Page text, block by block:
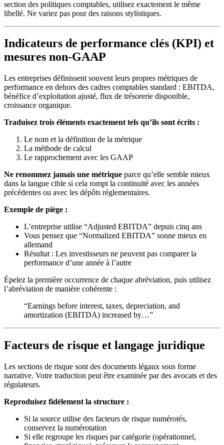
section des politiques comptables, utilisez exactement le même
libellé. Ne variez pas pour des raisons stylistiques.
Indicateurs de performance clés (KPI) et
mesures non-GAAP
Les entreprises définissent souvent leurs propres métriques de
performance en dehors des cadres comptables standard : EBITDA,
bénéfice d’exploitation ajusté, flux de trésorerie disponible,
croissance organique.
Traduisez trois éléments exactement tels qu’ils sont écrits :
Le nom et la définition de la métrique
La méthode de calcul
Le rapprochement avec les GAAP
Ne renommez jamais une métrique parce qu’elle semble mieux
dans la langue cible si cela rompt la continuité avec les années
précédentes ou avec les dépôts réglementaires.
Exemple de piège :
L’entreprise utilise “Adjusted EBITDA” depuis cinq ans
Vous pensez que “Normalized EBITDA” sonne mieux en
allemand
Résultat : Les investisseurs ne peuvent pas comparer la
performance d’une année à l’autre
Épelez la première occurrence de chaque abréviation, puis utilisez
l’abréviation de manière cohérente :
“Earnings before interest, taxes, depreciation, and
amortization (EBITDA) increased by…”
Facteurs de risque et langage juridique
Les sections de risque sont des documents légaux sous forme
narrative. Votre traduction peut être examinée par des avocats et des
régulateurs.
Reproduisez fidèlement la structure :
Si la source utilise des facteurs de risque numérotés,
conservez la numérotation
Si elle regroupe les risques par catégorie (opérationnel,